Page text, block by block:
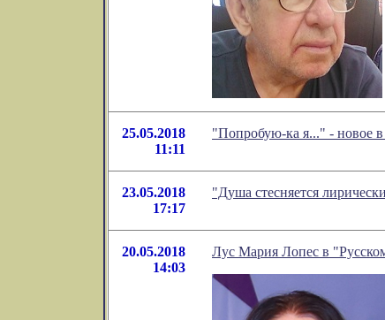
25.05.2018
11:11
"Попробую-ка я..." - новое
23.05.2018
17:17
"Душа стесняется
20.05.2018
14:03
Лус Мария Лопес в